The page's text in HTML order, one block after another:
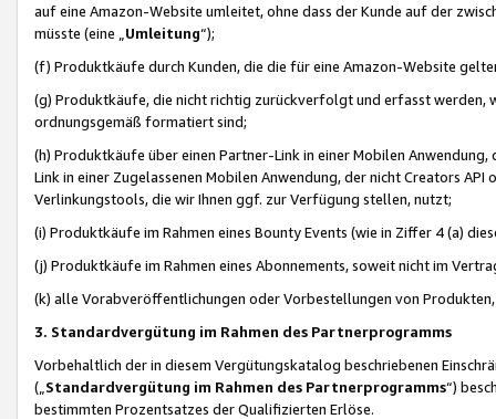
auf eine Amazon-Website umleitet, ohne dass der Kunde auf der
müsste (eine „ Umleitung“);
(f) Produktkäufe durch Kunden, die die für eine Amazon-Website
(g) Produktkäufe, die nicht richtig zurückverfolgt und erfasst werden,
ordnungsgemäß formatiert sind;
(h) Produktkäufe über einen Partner-Link in einer Mobilen
Link in einer Zugelassenen Mobilen Anwendung, der nicht Creators
Verlinkungstools, die wir Ihnen ggf. zur Verfügung stellen, nutzt;
(i) Produktkäufe im Rahmen eines Bounty Events (wie in Ziffer 4 (a)
(j) Produktkäufe im Rahmen eines Abonnements, soweit nicht im
(k) alle Vorabveröffentlichungen oder Vorbestellungen von
3. Standardvergütung im Rahmen des Partnerprogramms
Vorbehaltlich der in diesem Vergütungskatalog beschriebenen
(„ Standardvergütung im Rahmen des Partnerprogramms“)
bestimmten Prozentsatzes der Qualifizierten Erlöse.